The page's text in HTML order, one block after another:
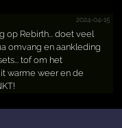
2024-04-15
op Rebirth... doet veel
omvang en aankleding
tof om het
warme weer en de